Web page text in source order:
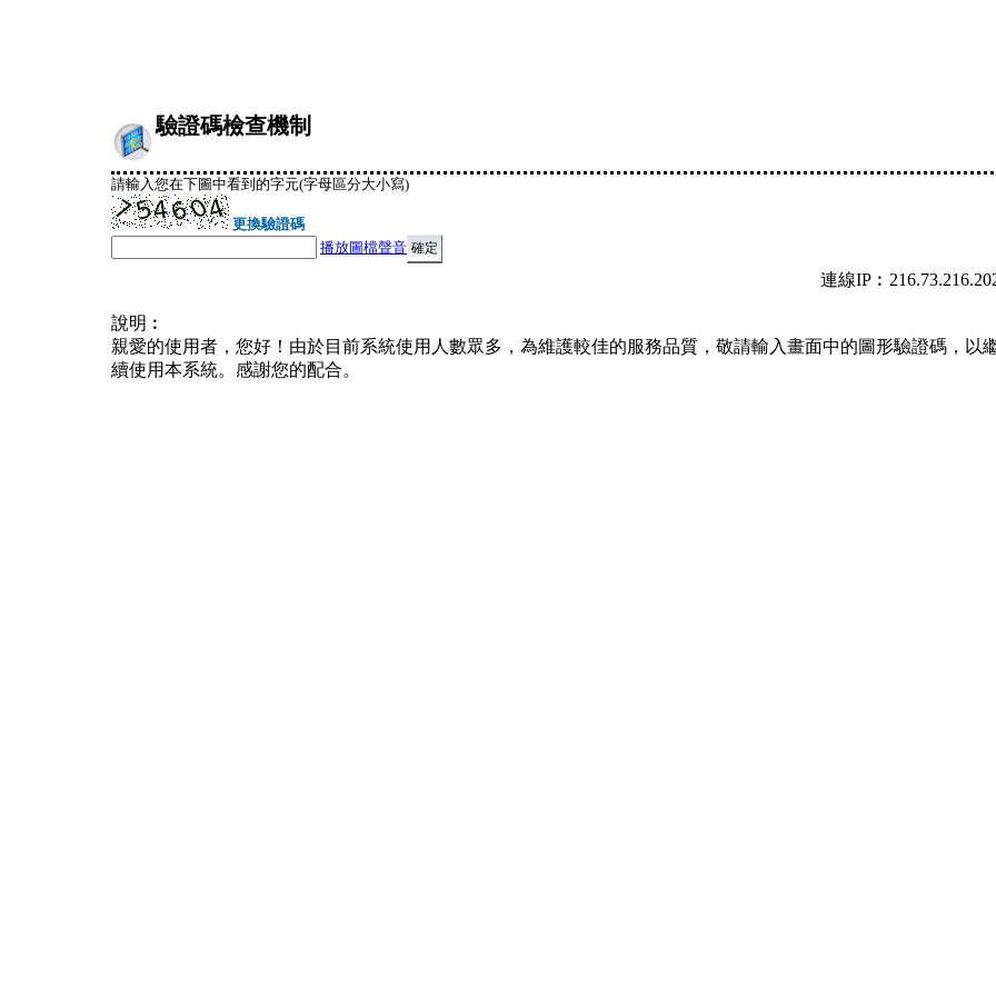
驗證碼檢查機制
請輸入您在下圖中看到的字元(字母區分大小寫)
更換驗證碼
播放圖檔聲音
連線
說明︰
親愛的使用者，您好！由於目前系統使用人數眾多，為維護較佳的服務品質，敬請輸入畫面中的圖形驗證碼，以
續使用本系統。感謝您的配合。